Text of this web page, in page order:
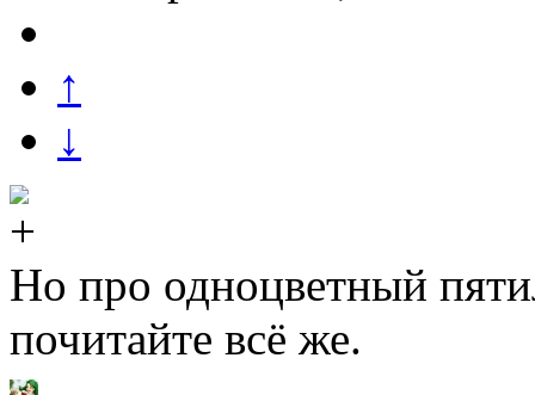
↑
↓
Но про одноцветный
почитайте всё же.